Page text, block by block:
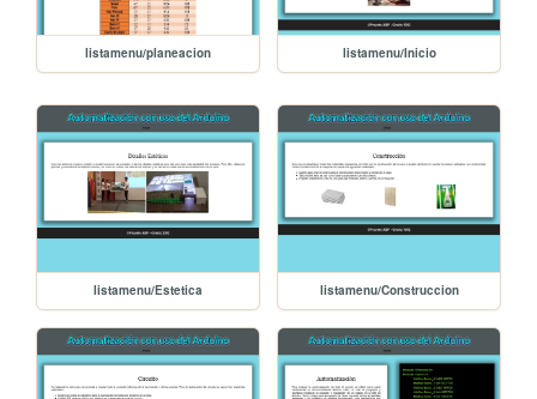
listamenu/planeacion listamenu/Inicio
listamenu/Estetica listamenu/Construccion